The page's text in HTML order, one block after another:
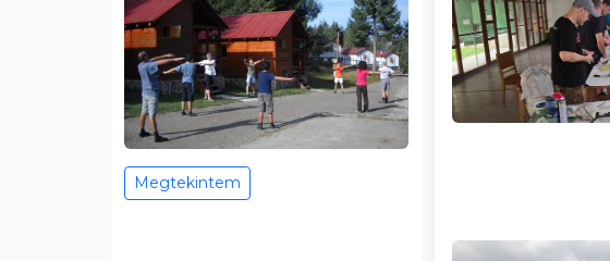
Megtekintem